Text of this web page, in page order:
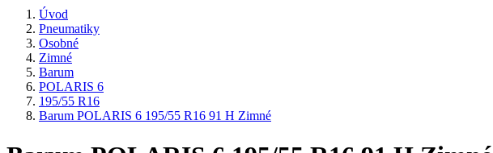
Úvod
Pneumatiky
Osobné
Zimné
Barum
POLARIS 6
195/55 R16
Barum POLARIS 6 195/55 R16 91 H Zimné